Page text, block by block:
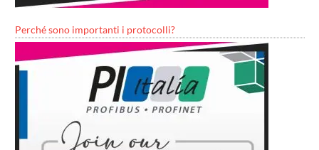
Perché sono importanti i protocolli?